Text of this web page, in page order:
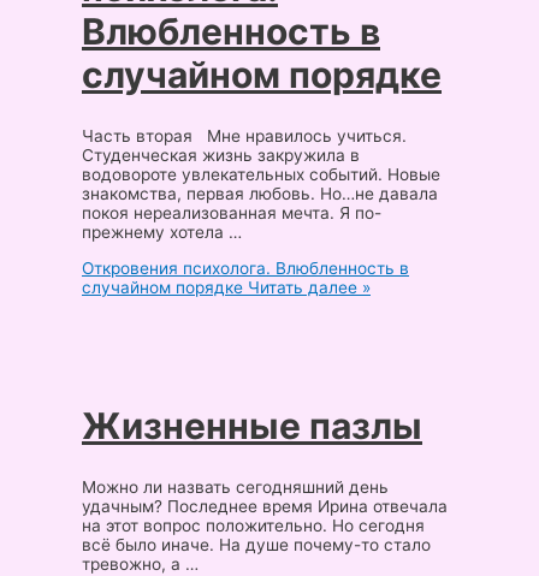
Влюбленность в
случайном порядке
Часть вторая Мне нравилось учиться.
Студенческая жизнь закружила в
водовороте увлекательных событий. Новые
знакомства, первая любовь. Но…не давала
покоя нереализованная мечта. Я по-
прежнему хотела …
Откровения психолога. Влюбленность в
случайном порядке Читать далее »
Жизненные пазлы
Можно ли назвать сегодняшний день
удачным? Последнее время Ирина отвечала
на этот вопрос положительно. Но сегодня
всё было иначе. На душе почему-то стало
тревожно, а …